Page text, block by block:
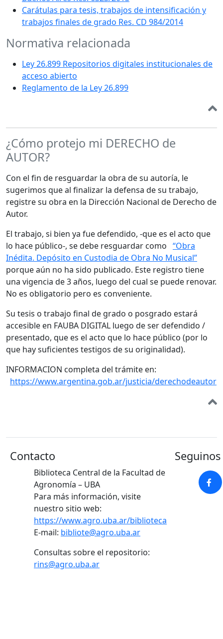
Carátulas para tesis, trabajos de intensificación y
trabajos finales de grado Res. CD 984/2014
Normativa relacionada
Ley 26.899 Repositorios digitales institucionales de
acceso abierto
Reglamento de la Ley 26.899
¿Cómo protejo mi DERECHO de
AUTOR?
Con el fin de resguardar la obra de su autoría, le
sugerimos que al finalizar la defensa de su trabajo,
registre su obra en la Dirección Nacional de Derecho de
Autor.
El trabajo, si bien ya fue defendido, -que es el acto que
lo hace público-, se debe resguardar como “Obra
Inédita. Depósito en Custodia de Obra No Musical”
porque aún no ha sido publicado. Este registro tiene
una vigencia de 3 años, luego del cual se puede renovar.
No es obligatorio pero es conveniente.
Su tesis o trabajo final de grado o posgrado estará
accesible en FAUBA DIGITAL luego de ser defendido /
presentado, que es el acto que lo hace público (por lo
que hay suficientes testigos de su originalidad).
INFORMACION completa del trámite en:
https://www.argentina.gob.ar/justicia/derechodeautor
Contacto
Biblioteca Central de la Facultad de
Agronomía – UBA
Para más información, visite
nuestro sitio web:
https://www.agro.uba.ar/biblioteca
E-mail: bibliote@agro.uba.ar
Consultas sobre el repositorio:
rins@agro.uba.ar